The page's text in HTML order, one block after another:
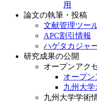
用
論文の執筆・投稿
文献管理ツー
APC割引情報
ハゲタカジャ
研究成果の公開
オープンアク
オープ
九州大
九州大学学術